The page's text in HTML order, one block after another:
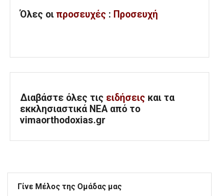
Όλες οι προσευχές : Προσευχή
Διαβάστε όλες τις ειδήσεις και τα
εκκλησιαστικά ΝΕΑ από το
vimaorthodoxias.gr
Γίνε Μέλος της Ομάδας μας